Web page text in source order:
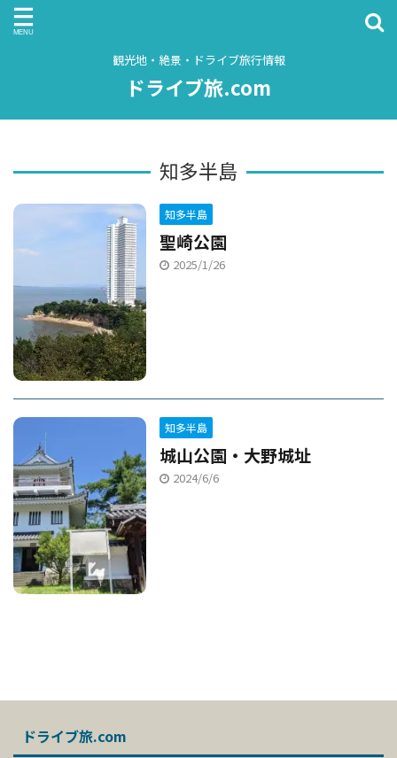
観光地・絶景・ドライブ旅行情報
ドライブ旅.com
知多半島
知多半島
聖崎公園
2025/1/26
知多半島
城山公園・大野城址
2024/6/6
ドライブ旅.com